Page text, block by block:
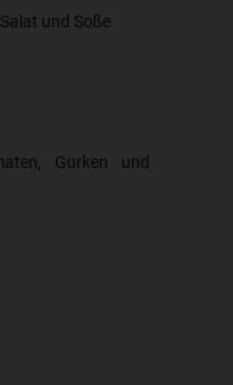
und Soße
Gurken und